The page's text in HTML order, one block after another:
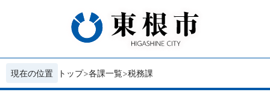
現在の位置 トップ 各課一覧 税務課